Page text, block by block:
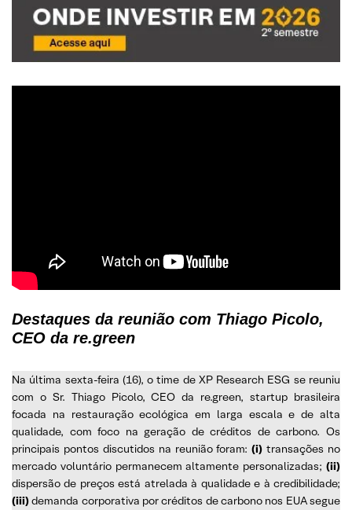
Destaques da reunião com Thiago Picolo,
CEO da re.green
Na última sexta-feira (16), o time de XP Research ESG se reuniu
com o Sr. Thiago Picolo, CEO da re.green, startup brasileira
focada na restauração ecológica em larga escala e de alta
qualidade, com foco na geração de créditos de carbono. Os
principais pontos discutidos na reunião foram:(i) transações no
mercado voluntário permanecem altamente personalizadas; (ii)
dispersão de preços está atrelada à qualidade e à credibilidade;
(iii)demanda corporativa por créditos de carbono nos EUA segue